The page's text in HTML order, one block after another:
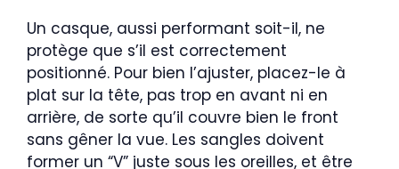
Un casque, aussi performant soit-il, ne
protège que s’il est correctement
positionné. Pour bien l’ajuster, placez-le à
plat sur la tête, pas trop en avant ni en
arrière, de sorte qu’il couvre bien le front
sans gêner la vue. Les sangles doivent
former un “V” juste sous les oreilles, et être